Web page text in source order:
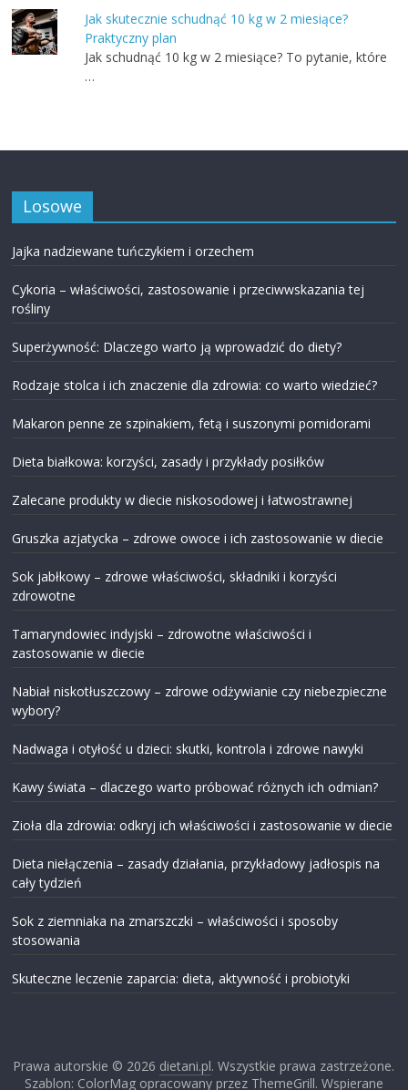
Jak skutecznie schudnąć 10 kg w 2 miesiące?
Praktyczny plan
Jak schudnąć 10 kg w 2 miesiące? To pytanie, które
…
Losowe
Jajka nadziewane tuńczykiem i orzechem
Cykoria – właściwości, zastosowanie i przeciwwskazania tej
rośliny
Superżywność: Dlaczego warto ją wprowadzić do diety?
Rodzaje stolca i ich znaczenie dla zdrowia: co warto wiedzieć?
Makaron penne ze szpinakiem, fetą i suszonymi pomidorami
Dieta białkowa: korzyści, zasady i przykłady posiłków
Zalecane produkty w diecie niskosodowej i łatwostrawnej
Gruszka azjatycka – zdrowe owoce i ich zastosowanie w diecie
Sok jabłkowy – zdrowe właściwości, składniki i korzyści
zdrowotne
Tamaryndowiec indyjski – zdrowotne właściwości i
zastosowanie w diecie
Nabiał niskotłuszczowy – zdrowe odżywianie czy niebezpieczne
wybory?
Nadwaga i otyłość u dzieci: skutki, kontrola i zdrowe nawyki
Kawy świata – dlaczego warto próbować różnych ich odmian?
Zioła dla zdrowia: odkryj ich właściwości i zastosowanie w diecie
Dieta niełączenia – zasady działania, przykładowy jadłospis na
cały tydzień
Sok z ziemniaka na zmarszczki – właściwości i sposoby
stosowania
Skuteczne leczenie zaparcia: dieta, aktywność i probiotyki
Prawa autorskie © 2026 dietani.pl. Wszystkie prawa zastrzeżone.
Szablon: ColorMag opracowany przez ThemeGrill. Wspierane